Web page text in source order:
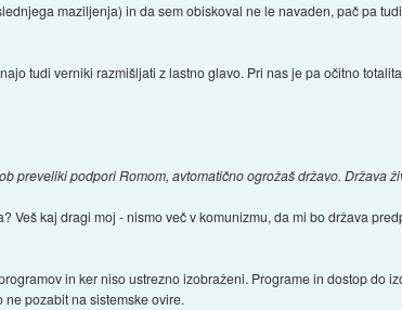
maziljenja) in da sem obiskoval ne le navaden, pač pa tudi
tudi verniki razmišljati z lastno glavo. Pri nas je pa očitno
preveliki podpori Romom, avtomatično ogrožaš državo. Država
Veš kaj dragi moj - nismo več v komunizmu, da mi bo država
in ker niso ustrezno izobraženi. Programe in dostop do
pozabit na sistemske ovire.